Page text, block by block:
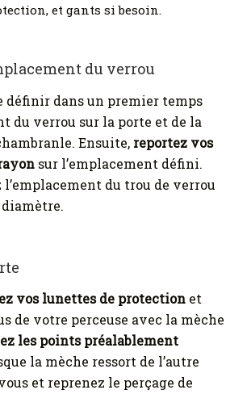
et gants si besoin.
du verrou
définir dans un premier temps
du verrou sur la porte et de la
Ensuite, reportez vos
sur l’emplacement défini.
l’emplacement du trou de verrou
vos lunettes de protection et
de votre perceuse avec la mèche
les points préalablement
la mèche ressort de l’autre
et reprenez le perçage de